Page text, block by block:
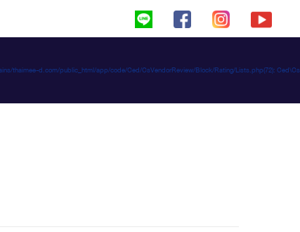
d.com/public_html/app/code/Ced/CsVendorReview/Block/Rating/Lists.php(72):